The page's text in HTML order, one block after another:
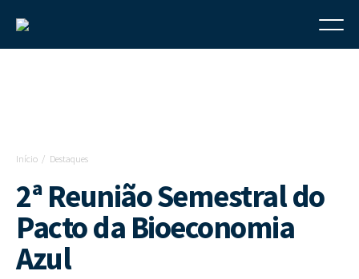
Início Destaques
2ª Reunião Semestral do
Pacto da Bioeconomia
Azul